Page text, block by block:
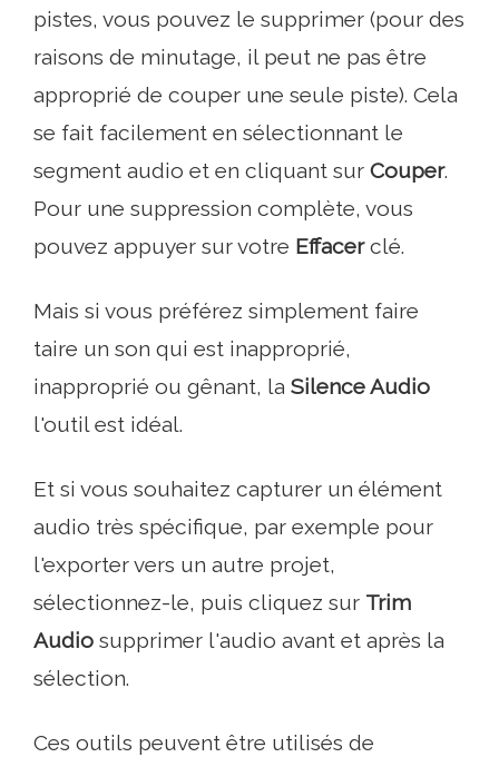
pistes, vous pouvez le supprimer (pour des
raisons de minutage, il peut ne pas être
approprié de couper une seule piste). Cela
se fait facilement en sélectionnant le
segment audio et en cliquant sur Couper.
Pour une suppression complète, vous
pouvez appuyer sur votre Effacerclé.
Mais si vous préférez simplement faire
taire un son qui est inapproprié,
inapproprié ou gênant, la Silence Audio
l'outil est idéal.
Et si vous souhaitez capturer un élément
audio très spécifique, par exemple pour
l'exporter vers un autre projet,
sélectionnez-le, puis cliquez sur Trim
Audio supprimer l'audio avant et après la
sélection.
Ces outils peuvent être utilisés de